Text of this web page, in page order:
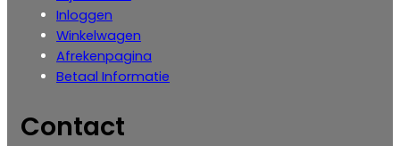
Inloggen
‎Winkelwagen
Afrekenpagina
Betaal Informatie
Contact